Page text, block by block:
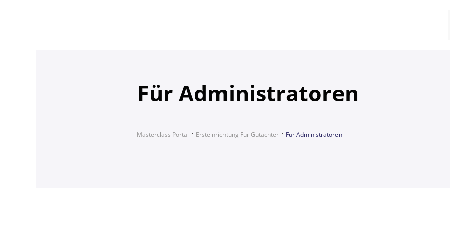
Für Administratoren
Masterclass Portal Ersteinrichtung Für Gutachter Für Administratoren